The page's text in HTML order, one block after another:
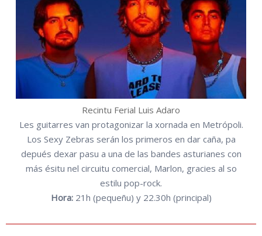
Recintu Ferial Luis Adaro
Les guitarres van protagonizar la xornada en Metrópoli.
Los Sexy Zebras serán los primeros en dar caña, pa
depués dexar pasu a una de las bandes asturianes con
más ésitu nel circuitu comercial, Marlon, gracies al so
estilu pop-rock.
Hora:21h (pequeñu) y 22.30h (principal)